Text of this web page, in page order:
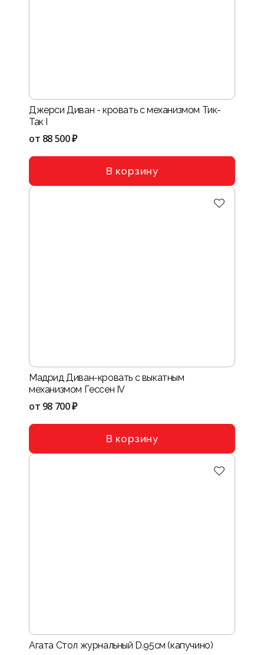
Джерси Диван - кровать с механизмом Тик-
Так I
от 88 500 ₽
В корзину
Мадрид Диван-кровать с выкатным
механизмом Гессен IV
от 98 700 ₽
В корзину
Агата Стол журнальный D.95см (капучино)